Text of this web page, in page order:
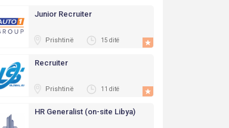
Junior Recruiter
Prishtinë 15 ditë
Recruiter
Prishtinë 11 ditë
HR Generalist (on-site Libya)